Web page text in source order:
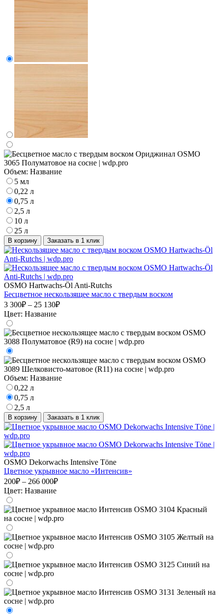
Объем: Название
5 мл
0,22 л
0,75 л
2,5 л
10 л
25 л
В корзину Заказать в 1 клик
OSMO Hartwachs-Öl Anti-Rutchs
Бесцветное нескользящее масло с твердым воском
3 300₽ – 25 130₽
Цвет: Название
Объем: Название
0,22 л
0,75 л
2,5 л
В корзину Заказать в 1 клик
OSMO Dekorwachs Intensive Töne
Цветнoе укрывное масло «Интенсив»
200₽ – 266 000₽
Цвет: Название